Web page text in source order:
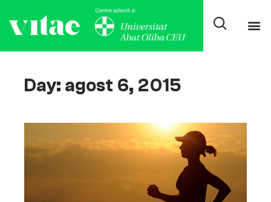
Day: agost 6, 2015